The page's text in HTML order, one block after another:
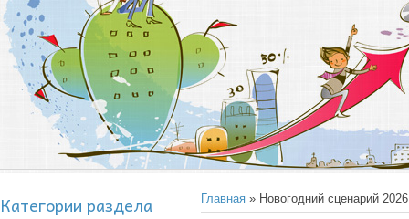
Категории раздела Главная » Новогодний сценарий